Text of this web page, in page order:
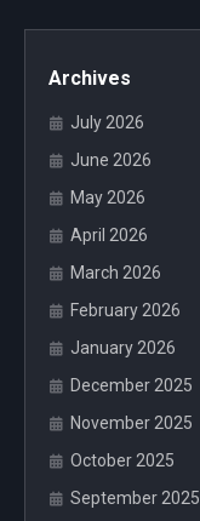
Archives
July 2026
June 2026
May 2026
April 2026
March 2026
February 2026
January 2026
December 2025
November 2025
October 2025
September 2025